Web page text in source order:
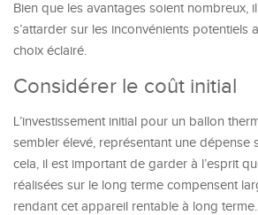
Bien que les avantages soient nombreux,
s’attarder sur les inconvénients potentiels
choix éclairé.
Considérer le coût initial
L’investissement initial pour un ballon
sembler élevé, représentant une dépense
cela, il est important de garder à l’esprit
réalisées sur le long terme compensent
rendant cet appareil rentable à long terme.